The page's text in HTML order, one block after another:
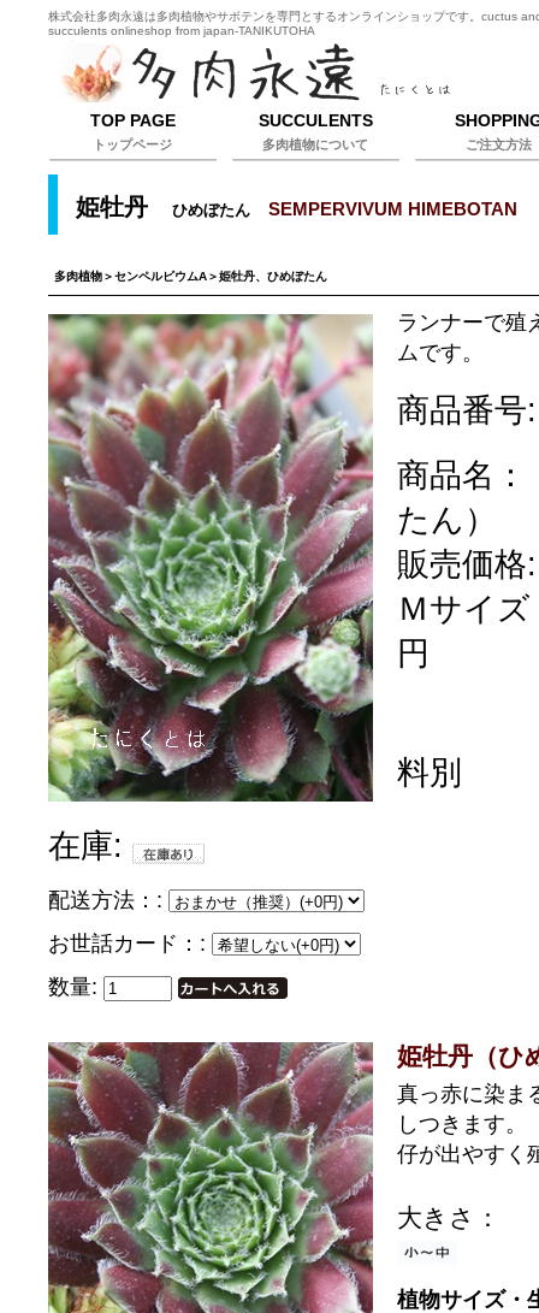
株式会社多肉永遠は多肉植物やサボテンを専門とするオンラインショップです。cuctus
succulents onlineshop from japan-TANIKUTOHA
姫牡丹 ひめぼたん SEMPERVIVUM HIMEBOTAN
多肉植物＞センペルビウムA＞姫牡丹、ひめぼたん
ランナーで殖
ムです。
商品番号:
商品名
たん）
販売価格:
Ｍサイ
円
料別
在庫:
配送方法：:
お世話カード：:
数量:
姫牡丹（ひ
真っ赤に染ま
しつきます。
仔が出やすく
大きさ：
植物サイズ・
TOP PAGE
トップページ
SUCCULENTS
多肉植物について ご注文方法